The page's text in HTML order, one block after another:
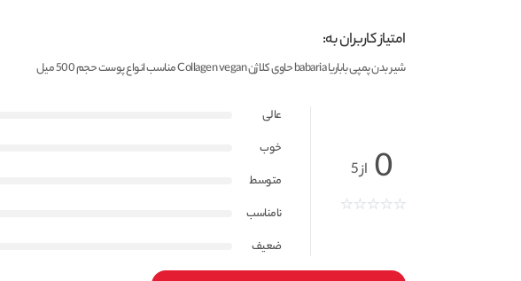
امتیاز کاربران به:
شیر بدن پمپی باباریا babaria حاوی کلاژن Collagen vegan مناسب انواع پوست حجم 500 میل
0 از 5
عالی
خوب
متوسط
نامناسب
ضعیف